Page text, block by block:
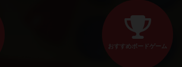
おすすめボードゲーム